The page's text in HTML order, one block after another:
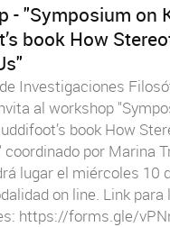
- "Symposium on
book How
Investigaciones
al workshop
book How
coordinado por Marina
lugar el miércoles 10
on line. Link para
https://forms.gle/